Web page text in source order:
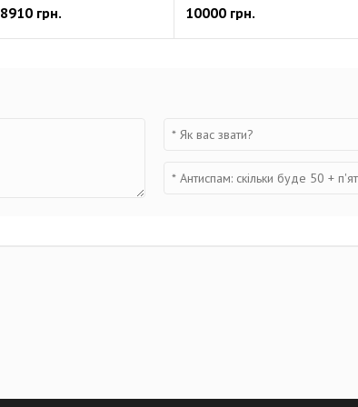
Серия Essential
пользователей. Навигация
через встроенный
Встроенные X/Y
изменения скорости
8910 грн. 10000 грн.